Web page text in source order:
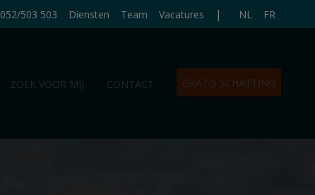
052/503 503 Diensten Team Vacatures | NL FR
ZOEK VOOR MIJ CONTACT GRATIS SCHATTING